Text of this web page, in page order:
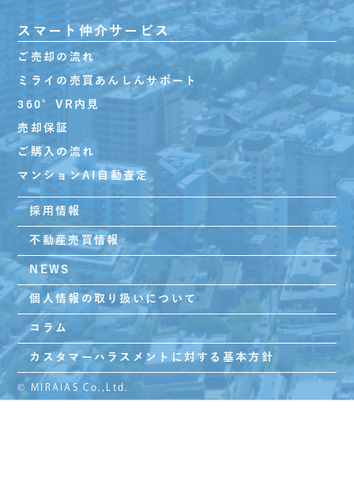
スマート仲介サービス
ご売却の流れ
ミライの売買あんしんサポート
360°VR内見
売却保証
ご購入の流れ
マンションAI自動査定
採用情報
不動産売買情報
NEWS
個人情報の取り扱いについて
コラム
カスタマーハラスメントに対する基本方針
© MIRAIAS Co.,Ltd.